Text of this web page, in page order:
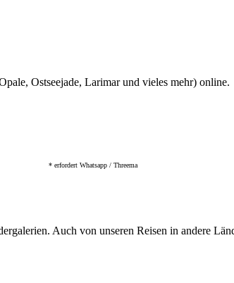
Ostseejade, Larimar und vieles mehr) online.
* erfordert Whatsapp / Threema
Auch von unseren Reisen in andere